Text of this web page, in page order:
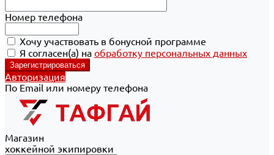
Номер телефона
Хочу участвовать в бонусной программе
Я согласен(а) на обработку персональных данных
Авторизация
По Email или номеру телефона
Магазин
хоккейной экипировки